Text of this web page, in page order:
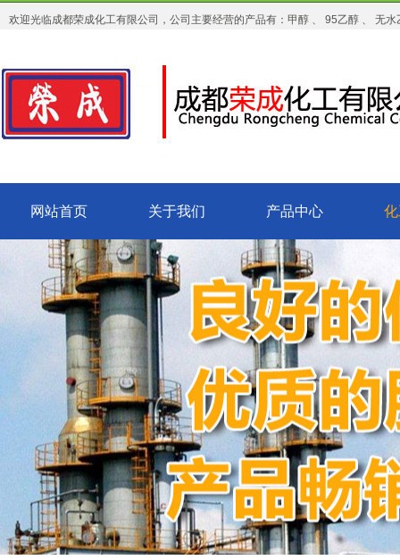
欢迎光临成都荣成化工有限公司，公司主要经营的产品有：甲醇 、 95乙醇 、 无
网站首页 关于我们 产品中心